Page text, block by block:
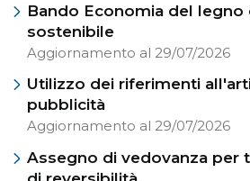
Bando Economia del legno
sostenibile
Aggiornamento al 29/07/2026
Utilizzo dei riferimenti
pubblicità
Aggiornamento al 29/07/2026
Assegno di vedovanza per